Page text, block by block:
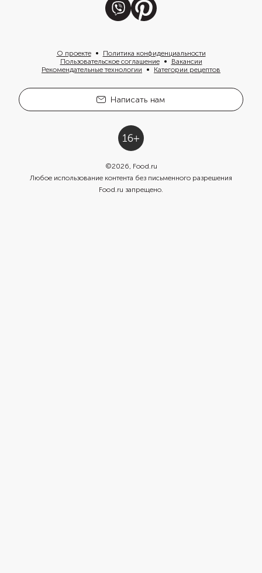
О проекте
Политика конфиденциальности
Пользовательское соглашение
Вакансии
Рекомендательные технологии
Категории рецептов
Написать нам
©2026, Food.ru
Любое использование контента без письменного разрешения
Food.ru запрещено.